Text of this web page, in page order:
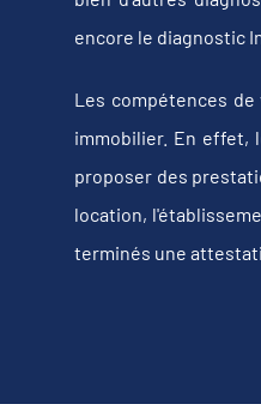
encore le diagnostic
Les compétences de
immobilier. En effet,
proposer des
location,
terminés une